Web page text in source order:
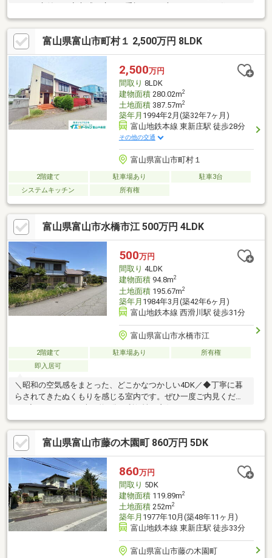
です。【契約不適合責任】売主にて2年間保証付きで安心（主に構
造・解体に関する保証）【2026年7月リフォーム】外壁塗装・屋
上防水工事・道路/北側市道幅員6ｍ(融雪なし）・駐車場/2台（カ
ーポート内）・引渡/売買契約締結後、約1か月・取引条件有効期
限/2026年9月末日
富山県富山市町村１ 2,500万円 8LDK
2,500万円
間取り 8LDK
建物面積280.02m2
土地面積387.57m2
築年月 1994年2月(築32年7ヶ月)
富山地鉄本線 東新庄駅 徒歩28分
その他の交通
富山県富山市町村１
2階建て 駐車場あり
駐車3台
システムキッチン
所有権
富山県富山市水橋市江 500万円 4LDK
500万円
間取り 4LDK
建物面積94.8m2
土地面積195.67m2
築年月 1984年3月(築42年6ヶ月)
富山地鉄本線 西滑川駅 徒歩31分
富山県富山市水橋市江
2階建て 駐車場あり
所有権
即入居可
＼昭和の空気感をまとった、どこかなつかしい4DK／◆丁寧に暮
らされてきたぬくもりを感じる室内です。ぜひ一度ご内見くださ
認定こども園たかつき保育園...約1700m（車約5分）富山市立義務
教育学校 水橋学園...約3800m（車約10分）ミューズ 水橋ショッ
ピングセンター...約1200m（車約3分）クスリのアオキ うおのみ
店...約1100m（車約3分）大阪屋ショップ 滑川店...約1300m（車約
4分）ローソン 滑川下梅沢店...約2300m（車約6分）
富山県富山市藤の木園町 860万円 5DK
860万円
間取り 5DK
建物面積119.89m2
土地面積252m2
築年月 1977年10月(築48年11ヶ月)
富山地鉄本線 東新庄駅 徒歩33分
富山県富山市藤の木園町